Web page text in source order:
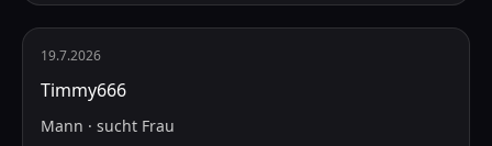
19.7.2026
Timmy666
Mann · sucht Frau